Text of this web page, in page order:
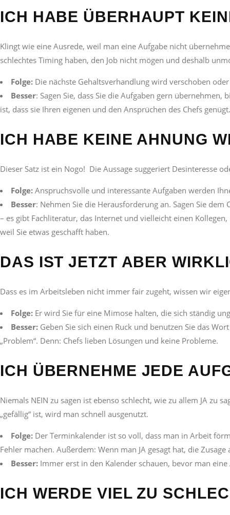
ICH HABE ÜBERHAUPT
Klingt wie eine Ausrede, weil man eine Aufgabe nicht
schlechtes Timing haben, den Job nicht mögen und deshalb
Folge: Die nächste Gehaltsverhandlung wird verschoben
Besser: Sagen Sie, dass Sie die Aufgaben gern
ist, dass sie Ihren eigenen und den Ansprüchen des Chefs genügt.
ICH HABE KEINE AHNUNG
Dieser Satz ist ein Nogo! Die Aussage suggeriert Desinteresse
Folge: Anspruchsvolle und interessante Aufgaben werden
Besser: Nehmen Sie die Herausforderung an. Sagen Sie
– es gibt Fachliteratur, das Internet und vielleicht einen
weil Sie etwas geschafft haben.
DAS IST JETZT ABER
Dass es im Arbeitsleben nicht immer fair zugeht, wissen wir
Folge: Er wird Sie für eine Mimose halten, die sich ständig
Besser: Geben Sie sich einen Ruck und benutzen Sie das
„Problem“. Denn: Chefs lieben Lösungen und keine Probleme.
ICH ÜBERNEHME JEDE
Niemals NEIN zu sagen ist ebenso schlecht, wie zu allem JA zu
„gefällig“ ist, wird man schnell ausgenutzt.
Folge: Der Terminkalender ist so voll, dass man in Arbeit
Fehler machen. Außerdem: Wenn man JA gesagt hat, die
Besser: Immer erst in den Kalender schauen, bevor man
ICH WERDE VIEL ZU